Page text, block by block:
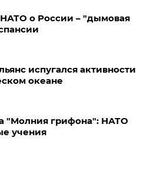
НАТО о России – "дымовая
испугался активности
океане
"Молния грифона": НАТО
учения